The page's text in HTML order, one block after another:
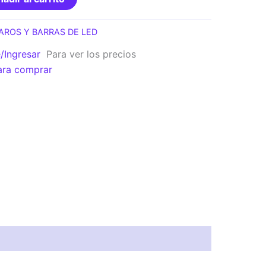
Y BARRAS DE LED
Ingresar Para ver los precios
comprar